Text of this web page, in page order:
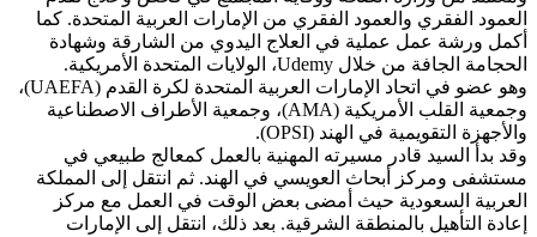
العمود الفقري والعمود الفقري من الإمارات العربية المتحدة. كما
أكمل ورشة عمل عملية في العلاج اليدوي من الشارقة وشهادة
الحجامة الجافة من خلال Udemy، الولايات المتحدة الأمريكية.
وهو عضو في اتحاد الإمارات العربية المتحدة لكرة القدم (UAEFA)،
وجمعية القلب الأمريكية (AMA)، وجمعية الأطراف الاصطناعية
والأجهزة التقويمية في الهند (OPSI).
وقد بدأ السيد قادر مسيرته المهنية بالعمل كمعالج طبيعي في
مستشفى ومركز أبحاث العويسي في الهند. ثم انتقل إلى المملكة
العربية السعودية حيث أمضى بعض الوقت في العمل مع مركز
إعادة التأهيل بالمنطقة الشرقية. بعد ذلك، انتقل إلى الإمارات